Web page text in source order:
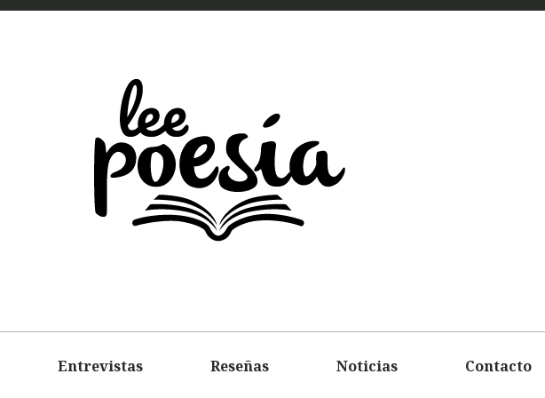
LEE
Entrevistas Reseñas Noticias Contacto